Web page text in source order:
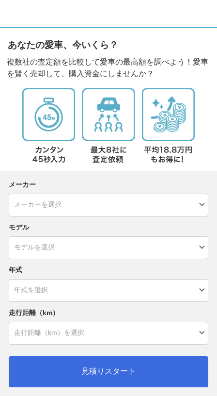
あなたの愛車、今いくら？
複数社の査定額を比較して愛車の最高額を調べよう！愛車
を賢く売却して、購入資金にしませんか？
メーカー
モデル
年式
走行距離（km）
見積りスタート